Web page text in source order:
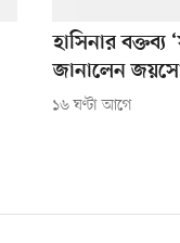
হাসিনার বক্তব্য
জানালেন
১৬ ঘণ্টা আগে